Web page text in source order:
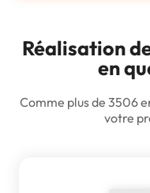
Réalisation
en
Comme plus de 3506
votre